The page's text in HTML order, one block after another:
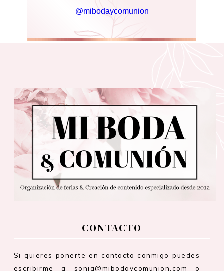
@mibodaycomunion
CONTACTO
Si quieres ponerte en contacto conmigo puedes
escribirme a sonia@mibodaycomunion.com o